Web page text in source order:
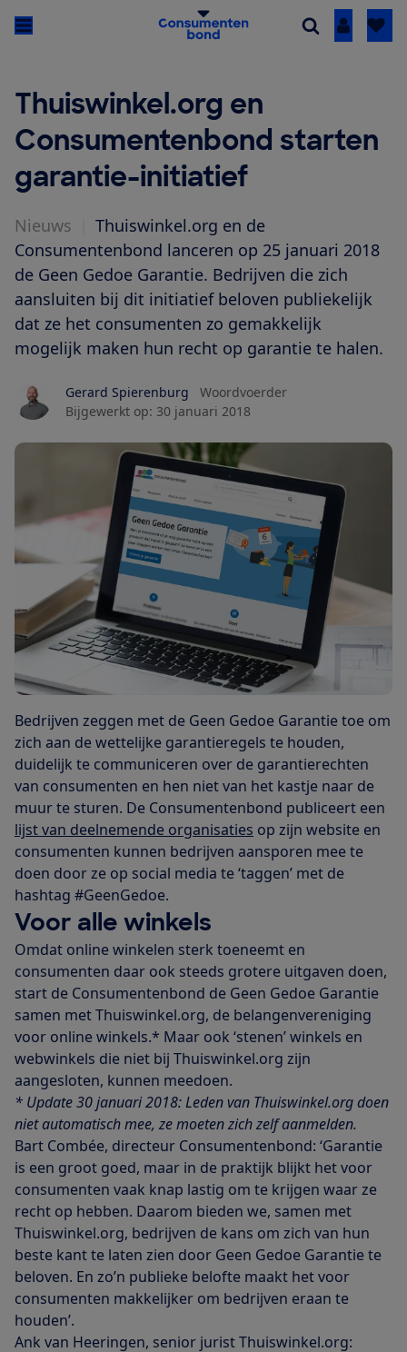
Inloggen
Thuiswinkel.org en
Consumentenbond starten
garantie-initiatief
Nieuws
Thuiswinkel.org en de
Consumentenbond lanceren op 25 januari 2018
de Geen Gedoe Garantie. Bedrijven die zich
aansluiten bij dit initiatief beloven publiekelijk
dat ze het consumenten zo gemakkelijk
mogelijk maken hun recht op garantie te halen.
Gerard Spierenburg
Woordvoerder
Bijgewerkt op: 30 januari 2018
Bedrijven zeggen met de Geen Gedoe Garantie toe om
zich aan de wettelijke garantieregels te houden,
duidelijk te communiceren over de garantierechten
van consumenten en hen niet van het kastje naar de
muur te sturen. De Consumentenbond publiceert een
lijst van deelnemende organisaties op zijn website en
consumenten kunnen bedrijven aansporen mee te
doen door ze op social media te ‘taggen’ met de
hashtag #GeenGedoe.
Voor alle winkels
Omdat online winkelen sterk toeneemt en
consumenten daar ook steeds grotere uitgaven doen,
start de Consumentenbond de Geen Gedoe Garantie
samen met Thuiswinkel.org, de belangenvereniging
voor online winkels.* Maar ook ‘stenen’ winkels en
webwinkels die niet bij Thuiswinkel.org zijn
aangesloten, kunnen meedoen.
* Update 30 januari 2018: Leden van Thuiswinkel.org doen
niet automatisch mee, ze moeten zich zelf aanmelden.
Bart Combée, directeur Consumentenbond: ‘Garantie
is een groot goed, maar in de praktijk blijkt het voor
consumenten vaak knap lastig om te krijgen waar ze
recht op hebben. Daarom bieden we, samen met
Thuiswinkel.org, bedrijven de kans om zich van hun
beste kant te laten zien door Geen Gedoe Garantie te
beloven. En zo’n publieke belofte maakt het voor
consumenten makkelijker om bedrijven eraan te
houden’.
Ank van Heeringen, senior jurist Thuiswinkel.org: